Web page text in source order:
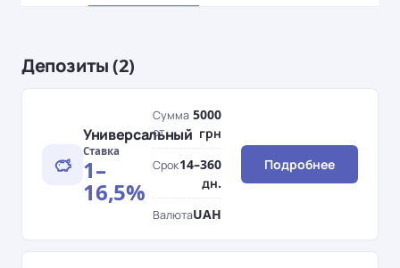
Депозиты (2)
Универсальный
Ставка
1–
16,5%
Сумма
от
5000
грн
Срок14–360
дн.
ВалютаUAH
Подробнее